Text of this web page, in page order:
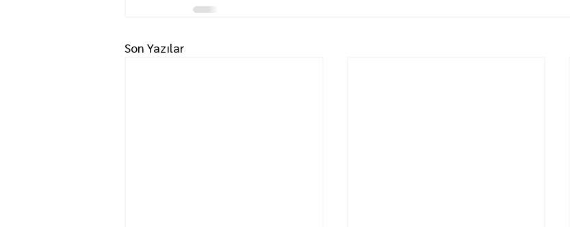
Son Yazılar